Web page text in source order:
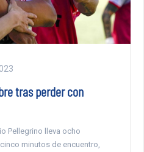
tras perder con
Pellegrino lleva ocho
minutos de encuentro,